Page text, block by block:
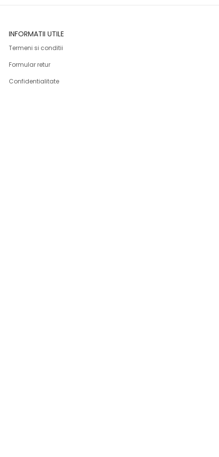
INFORMATII UTILE
Termeni si conditii
Formular retur
Confidentialitate